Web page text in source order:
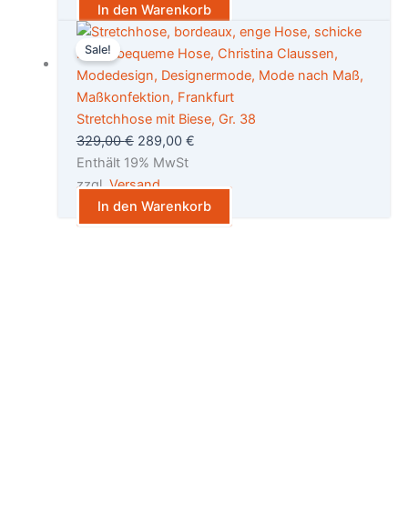
In den Warenkorb
Sale!
Stretchhose mit Biese, Gr. 38
329,00€
Ursprünglicher
Preis
war:
329,00 €
289,00 €
Aktueller
Preis
ist:
289,00 €.
Enthält 19% MwSt
zzgl. Versand
In den Warenkorb